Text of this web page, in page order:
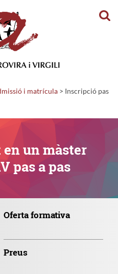
i matrícula > Inscripció pas
un màster
pas a pas
Ofertaformativa
Preus